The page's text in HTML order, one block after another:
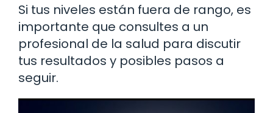
Si tus niveles están fuera de rango, es
importante que consultes a un
profesional de la salud para discutir
tus resultados y posibles pasos a
seguir.